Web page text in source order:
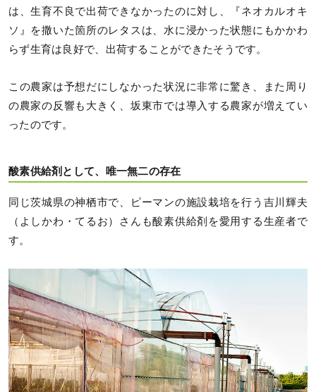
は、生育不良で出荷できなかったのに対し、『ネオカルオキ
ソ』を撒いた箇所のレタスは、水に浸かった状態にもかかわ
らず生育は良好で、出荷することができたそうです。
この農家は予想だにしなかった状況に非常に驚き、また周り
の農家の反響も大きく、坂東市では導入する農家が増えてい
ったのです。
酸素供給剤として、唯一無二の存在
同じ茨城県の神栖市で、ピーマンの施設栽培を行う吉川輝夫
（よしかわ・てるお）さんも酸素供給剤を愛用する生産者で
す。